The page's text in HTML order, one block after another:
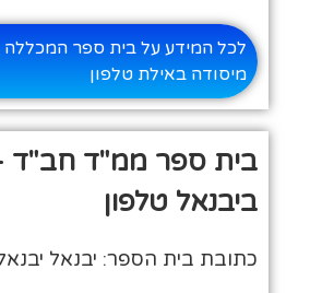
לכל המידע על בית ספר המכללה
מיסודה באילת טלפון
בית ספר ממ"ד חב"ד -
ביבנאל טלפון
כתובת בית הספר: יבנאל יבנאל